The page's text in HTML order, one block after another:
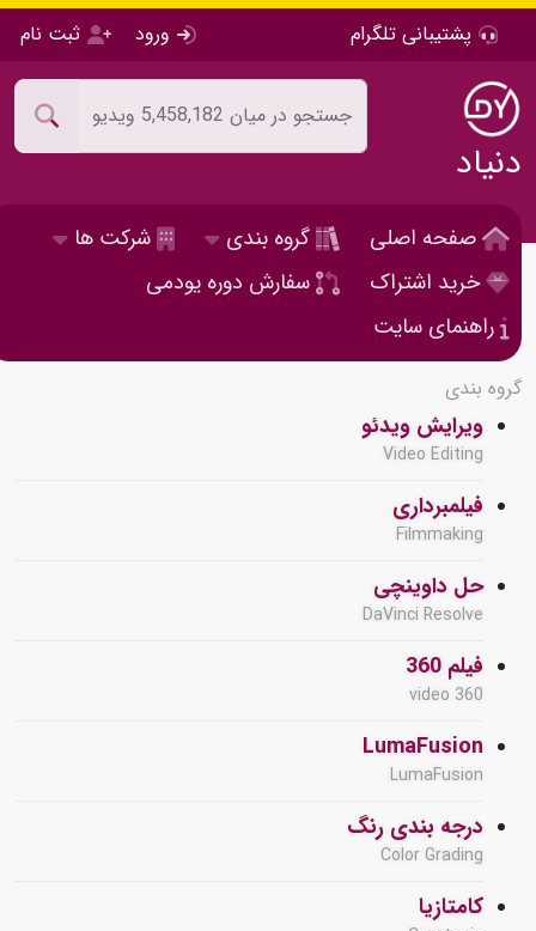
پشتیبانی تلگرام ورود ثبت نام
دنیاد
صفحه اصلی گروه بندی
شرکت ها
خرید اشتراک
سفارش دوره یودمی
راهنمای سایت
گروه بندی
ویرایش ویدئو
Video Editing
فیلمبرداری
Filmmaking
حل داوینچی
DaVinci Resolve
فیلم 360
360 video
LumaFusion
LumaFusion
درجه بندی رنگ
Color Grading
کامتازیا